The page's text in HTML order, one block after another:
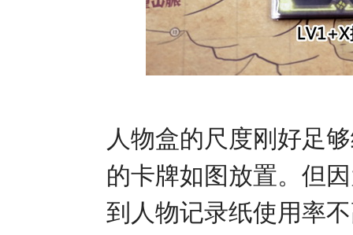
人物盒的尺度刚好足
的卡牌如图放置。但
到人物记录纸使用率